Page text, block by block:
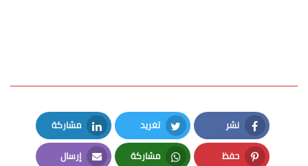
نشر
Facebook
تغريد
Twitter
مشاركة
LinkedIn
حفظ مشاركة إرسال